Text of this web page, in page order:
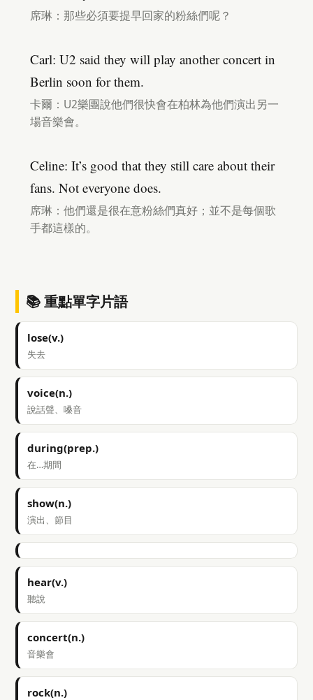
席琳：那些必須要提早回家的粉絲們呢？
Carl: U2 said they will play another concert in
Berlin soon for them.
卡爾：U2樂團說他們很快會在柏林為他們演出另一
場音樂會。
Celine: It’s good that they still care about their
fans. Not everyone does.
席琳：他們還是很在意粉絲們真好；並不是每個歌
手都這樣的。
📚 重點單字片語
lose(v.)
失去
voice(n.)
說話聲、嗓音
during(prep.)
在…期間
show(n.)
演出、節目
hear(v.)
聽說
concert(n.)
音樂會
rock(n.)